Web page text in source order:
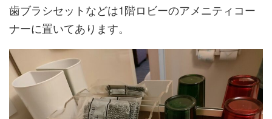
歯ブラシセットなどは1階ロビーのアメニティコー
ナーに置いてあります。